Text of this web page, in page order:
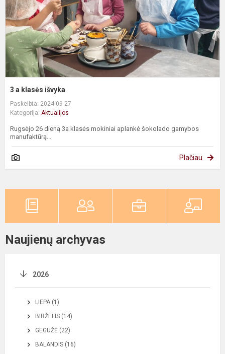
3 a klasės išvyka
Paskelbta: 2024-09-27
Kategorija: Aktualijos
Rugsėjo 26 dieną 3a klasės mokiniai aplankė šokolado gamybos
manufaktūrą...
Plačiau
Naujienų archyvas
2026
LIEPA (1)
BIRŽELIS (14)
GEGUŽĖ (22)
BALANDIS (16)